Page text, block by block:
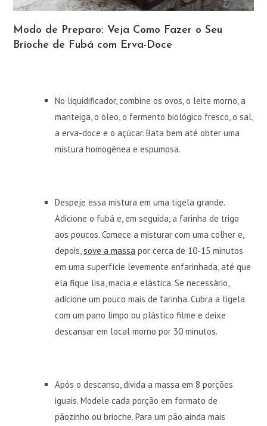
Modo de Preparo: Veja Como Fazer o Seu
Brioche de Fubá com Erva-Doce
No liquidificador, combine os ovos, o leite morno, a
manteiga, o óleo, o fermento biológico fresco, o sal,
a erva-doce e o açúcar. Bata bem até obter uma
mistura homogênea e espumosa.
Despeje essa mistura em uma tigela grande.
Adicione o fubá e, em seguida, a farinha de trigo
aos poucos. Comece a misturar com uma colher e,
depois,sove a massa por cerca de 10-15 minutos
em uma superfície levemente enfarinhada, até que
ela fique lisa, macia e elástica. Se necessário,
adicione um pouco mais de farinha. Cubra a tigela
com um pano limpo ou plástico filme e deixe
descansar em local morno por 30 minutos.
Após o descanso, divida a massa em 8 porções
iguais. Modele cada porção em formato de
pãozinho ou brioche. Para um pão ainda mais